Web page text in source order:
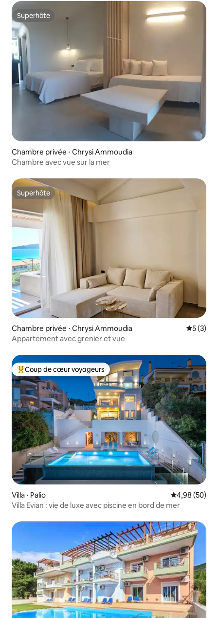
Superhôte
Superhôte
Chambre privée ⋅ Chrysi Ammoudia
Chambre avec vue sur la mer
Superhôte
Superhôte
Chambre privée ⋅ Chrysi Ammoudia
5 (3)
Appartement avec grenier et vue
Coups de cœur voyageurs les plus appréciés
Coup de cœur voyageurs
Villa ⋅ Palio Évaluation
4,98 (50)
Villa Evian : vie de luxe avec piscine en bord de mer